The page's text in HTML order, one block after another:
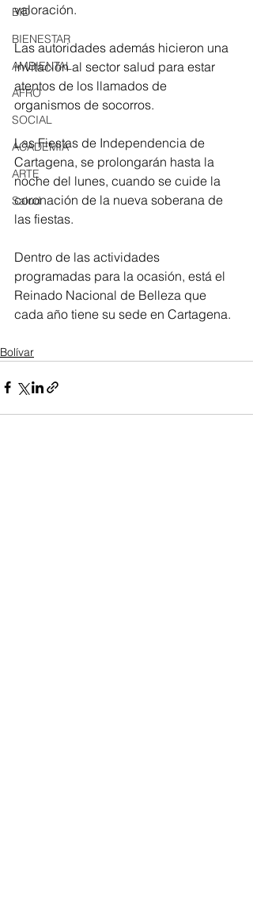
BID
BIENESTAR
AMBIENTAL
AFRO
SOCIAL
ACADEMIA
ARTE
Salud
valoración.
Las autoridades además hicieron una
invitación al sector salud para estar
atentos de los llamados de
organismos de socorros.
Las Fiestas de Independencia de
Cartagena, se prolongarán hasta la
noche del lunes, cuando se cuide la
coronación de la nueva soberana de
las fiestas.
Dentro de las actividades
programadas para la ocasión, está el
Reinado Nacional de Belleza que
cada año tiene su sede en Cartagena.
Bolívar